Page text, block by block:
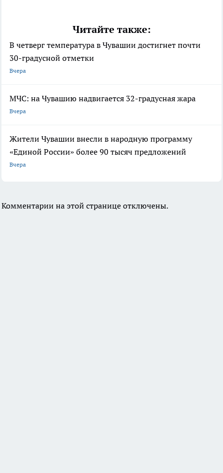
Читайте также:
В четверг температура в Чувашии достигнет почти
30-градусной отметки
Вчера
МЧС: на Чувашию надвигается 32-градусная жара
Вчера
Жители Чувашии внесли в народную программу
«Единой России» более 90 тысяч предложений
Вчера
Комментарии на этой странице отключены.